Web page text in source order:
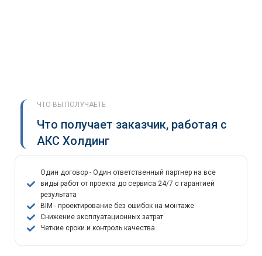
ЧТО ВЫ ПОЛУЧАЕТЕ
Что получает заказчик, работая с
АКС Холдинг
Один договор - Один ответственный партнер на все
виды работ от проекта до сервиса 24/7 с гарантией
результата
BIM - проектирование без ошибок на монтаже
Снижение эксплуатационных затрат
Четкие сроки и контроль качества